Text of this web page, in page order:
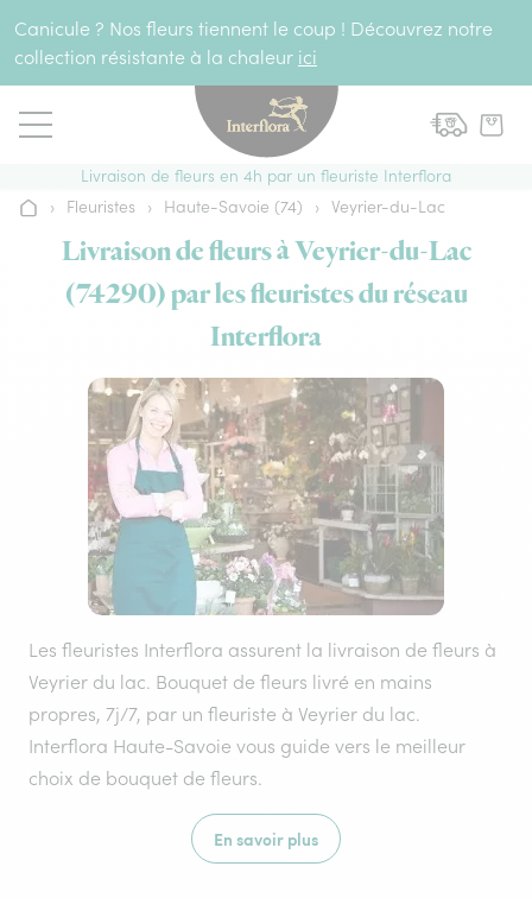
Canicule ? Nos fleurs tiennent le coup ! Découvrez notre
collection résistante à la chaleur ici
Livraison de fleurs en 4h par un fleuriste Interflora
Accueil
› Fleuristes › Haute-Savoie (74) › Veyrier-du-Lac
Livraison de fleurs à Veyrier-du-Lac
(74290) par les fleuristes du réseau
Interflora
Les fleuristes Interflora assurent la livraison de fleurs à
Veyrier du lac. Bouquet de fleurs livré en mains
propres, 7j/7, par un fleuriste à Veyrier du lac.
Interflora Haute-Savoie vous guide vers le meilleur
choix de bouquet de fleurs.
En savoir plus